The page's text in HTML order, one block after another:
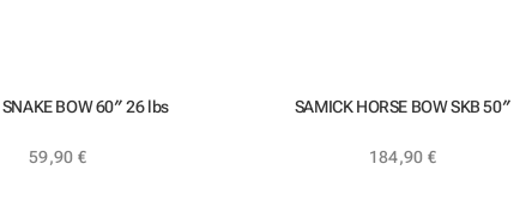
59,90 €
BOW 60″ 26 lbs
184,90 €
SAMICK HORSE BOW SKB 50″